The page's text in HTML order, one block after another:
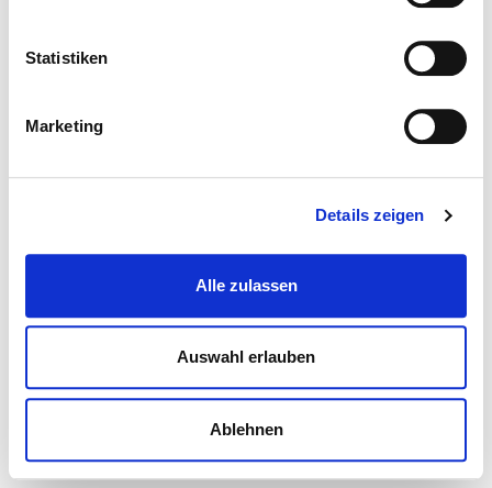
Statistiken
Marketing
Details zeigen
Alle zulassen
Auswahl erlauben
Ablehnen